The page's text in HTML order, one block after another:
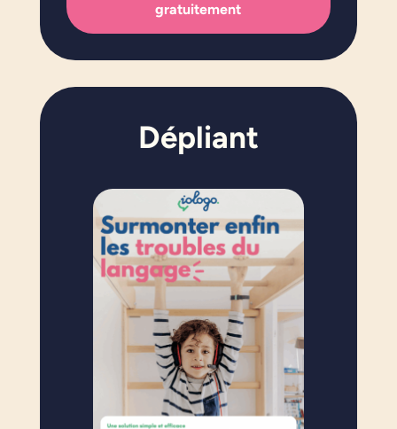
gratuitement
Dépliant